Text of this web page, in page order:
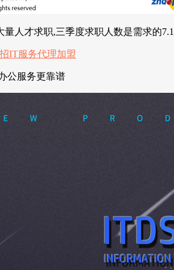
量人才求职,三季度求职人数是需求的
公服务更靠谱